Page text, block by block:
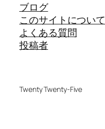
ブログ
このサイトについて
よくある質問
投稿者
Twenty Twenty-Five